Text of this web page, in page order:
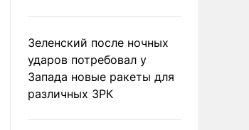
Зеленский после ночных
ударов потребовал у
Запада новые ракеты для
различных ЗРК